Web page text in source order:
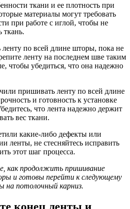
ткани и ее плотность при
материалы могут требовать
при работе с иглой, чтобы не
ткань.
по всей длине шторы, пока не
ленту на последнем шве таким
чтобы убедиться, что она надежно
пришивать ленту по всей длине
и готовность к установке
что лента надежно держит
вес ткани.
какие-либо дефекты или
ленты, не стесняйтесь исправить
этот шаг процесса.
как продолжить пришивание
и готовы перейти к следующему
потолочный карниз.
конец ленты и